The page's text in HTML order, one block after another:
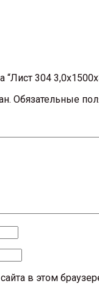
304
Обязательные
в этом